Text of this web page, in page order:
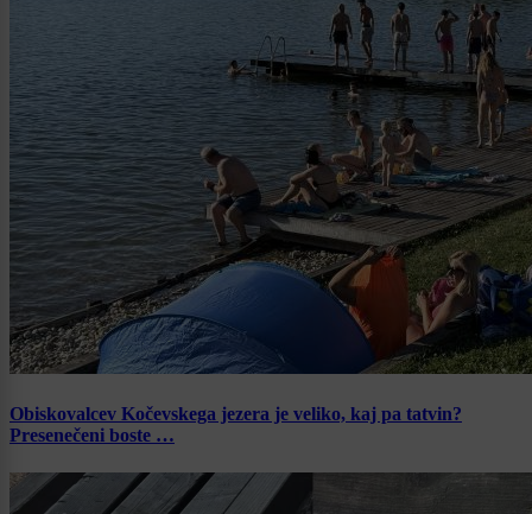
Obiskovalcev Kočevskega jezera je veliko, kaj pa tatvin?
Presenečeni boste …